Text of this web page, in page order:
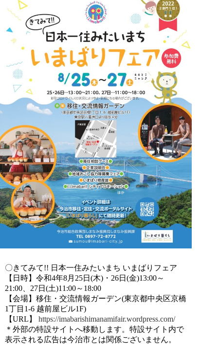
〇きてみて!! 日本一住みたいまち いまばりフェア
【日時】令和4年8月25日(木)・26日(金)13:00～
21:00、27日(土)11:00～18:00
【会場】移住・交流情報ガーデン(東京都中央区京橋
1丁目1-6 越前屋ビル1F)
【URL】 https://imabarishimanamifair.wordpress.com/
＊外部の特設サイトへ移動します。特設サイト内で
表示される広告は今治市とは関係ございません。